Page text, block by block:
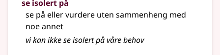
se isolert på
se på eller vurdere uten sammenheng med
noe annet
vi kan ikke se isolert på våre behov